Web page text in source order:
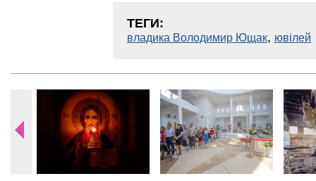
ТЕГИ:
владика Володимир Ющак, ювілей